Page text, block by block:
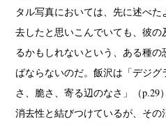
タル写真においては、先に述べ
去したと思いこんでいても、彼
るかもしれないという、ある種
ばならないのだ。飯沢は「デジ
さ、脆さ、寄る辺のなさ」（
消去性と結びつけているが、そ